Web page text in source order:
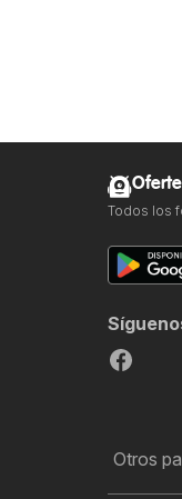
Todos los
Otros